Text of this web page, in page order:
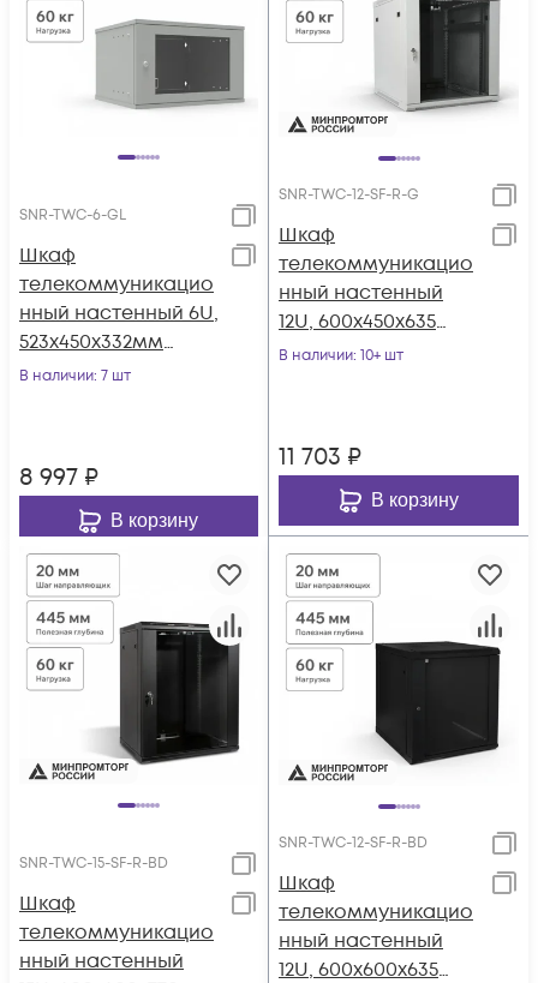
SNR-TWC-6-GL
Шкаф
телекоммуникацио
нный настенный 6U,
523х450х332мм
серия LITE
В наличии: 7 шт
8 997 ₽
В корзину
SNR-TWC-12-SF-R-G
Шкаф
телекоммуникацио
нный настенный
12U, 600х450х635
(ШхГхВ)
В наличии: 10+ шт
11 703 ₽
В корзину
SNR-TWC-15-SF-R-BD
Шкаф
телекоммуникацио
нный настенный
SNR-TWC-12-SF-R-BD
Шкаф
телекоммуникацио
нный настенный
12U, 600х600х635